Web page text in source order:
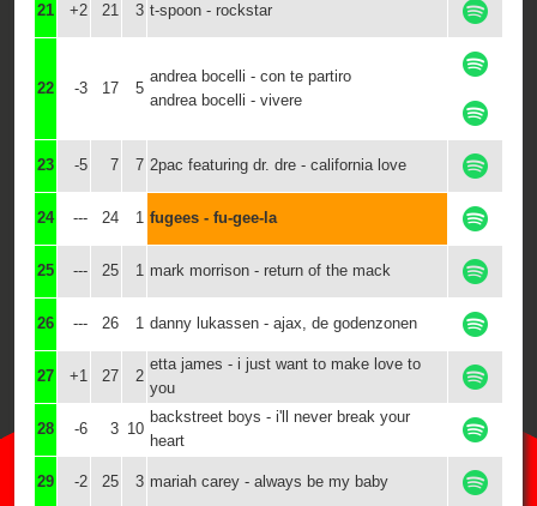
21 +2 21 3 t-spoon - rockstar
22 -3 17 5
andrea bocelli - con te partiro
andrea bocelli - vivere
23 -5 7 7 2pac featuring dr. dre - california love
24 --- 24 1 fugees - fu-gee-la
25 --- 25 1 mark morrison - return of the mack
26 --- 26 1 danny lukassen - ajax, de godenzonen
27 +1 27 2
etta james - i just want to make love to
you
28 -6 3 10
backstreet boys - i'll never break your
heart
29 -2 25 3 mariah carey - always be my baby